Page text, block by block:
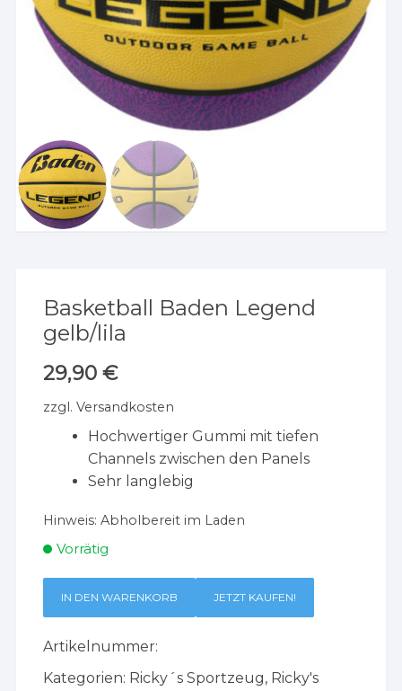
Basketball Baden Legend
gelb/lila
29,90€
zzgl.Versandkosten
Hochwertiger Gummi mit tiefen
Channels zwischen den Panels
Sehr langlebig
Hinweis:Abholbereit im Laden
Vorrätig
IN DEN WARENKORB JETZT KAUFEN!
Artikelnummer:
Kategorien: Ricky´s Sportzeug, Ricky's